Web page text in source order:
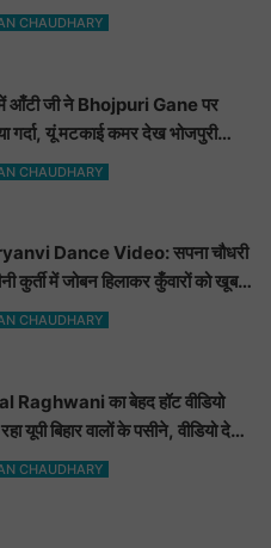
बदला, नाम सुनकर होगी हैरानी...
CHAUDHARY
आँटी जी ने Bhojpuri Gane पर
गर्दा, यूं मटकाई कमर देख भोजपुरी
भी शरमाई a
CHAUDHARY
Dance Video: सपना चौधरी
कुर्ती में जोबन हिलाकर कुँवारों को खूब
यूट्यूब पर छाया Hot Dance
CHAUDHARY
Raghwani का बेहद हॉट वीडियो
यूपी बिहार वालों के पसीने, वीडियो देख
हो जाओगे बेकाबू
CHAUDHARY